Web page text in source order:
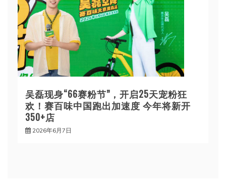
吴磊现身“66赛粉节”，开启25天宠粉狂
欢！赛百味中国跑出加速度 今年将新开
350+店
2026年6月7日